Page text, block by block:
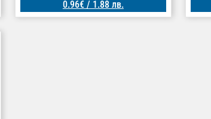
0.96€/ 1.88 лв.